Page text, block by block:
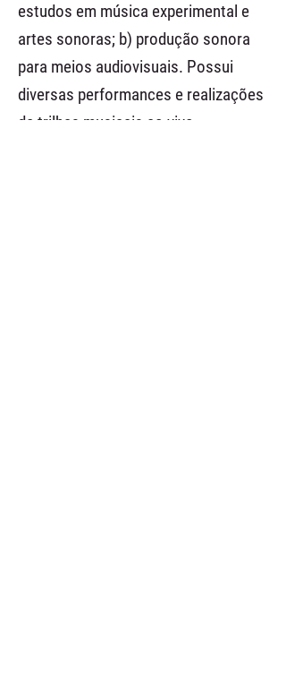
estudos em música experimental e
artes sonoras; b) produção sonora
para meios audiovisuais. Possui
diversas performances e realizações
de trilhas musicais ao vivo,